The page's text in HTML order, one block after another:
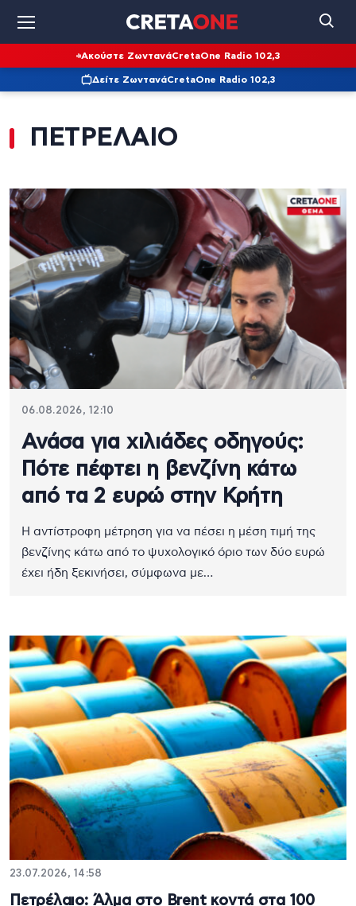
Ακούστε ΖωντανάCretaOne Radio 102,3
Δείτε ΖωντανάCretaOne Radio 102,3
ΠΕΤΡΕΛΑΙΟ
06.08.2026, 12:10
Ανάσα για χιλιάδες οδηγούς:
Πότε πέφτει η βενζίνη κάτω
από τα 2 ευρώ στην Κρήτη
Η αντίστροφη μέτρηση για να πέσει η μέση τιμή της
βενζίνης κάτω από το ψυχολογικό όριο των δύο ευρώ
έχει ήδη ξεκινήσει, σύμφωνα με…
23.07.2026, 14:58
Πετρέλαιο: Άλμα στο Brent κοντά στα 100